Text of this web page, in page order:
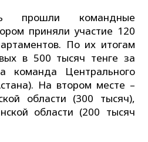
командные
приняли участие 120
По их итогам
в 500 тысяч тенге за
команда Центрального
На втором месте –
области (300 тысяч),
области (200 тысяч